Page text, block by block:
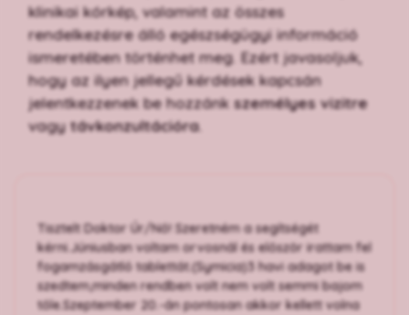
klinikai kórkép, valamint az összes
rendelkezésre álló egészségügyi információ
ismeretében történhet meg. Ezért javasoljuk,
hogy az ilyen jellegű kérdések kapcsán
jelentkezzenek be hozzánk személyes vizitre
vagytávkonzultációra.
Tisztelt Doktor Úr/Nő! Szeretném a segítségét
kérni.Júniusban voltam orvosnál és először irattam fel
fogamzásgátló tablettát.(Symicia)3 havi adagot be is
szedtem,minden rendben volt nem volt semmi bajom
tőle.Szeptember 20.-án pontosan akkor kellett volna